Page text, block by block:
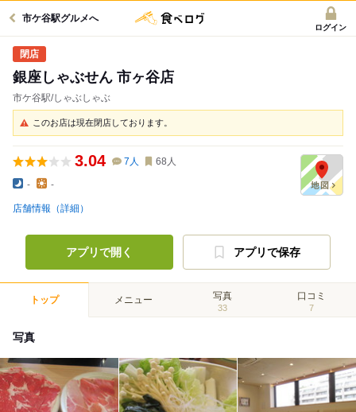
市ケ谷駅グルメへ
ログイン
銀座しゃぶせん 市ヶ谷店
市ケ谷駅/しゃぶしゃぶ
このお店は現在閉店しております。
3.04 7 人 68 人
- -
店舗情報（詳細）
アプリで開く アプリで保存
トップ メニュー 写真
33
口コミ
7
写真